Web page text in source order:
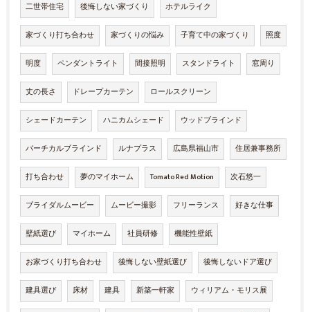
二世帯住宅 後悔しない家づくり ホテルライク
家づくり打ち合わせ 家づくりの悩み 子育て中の家づくり 照度
明度 ペンダントライト 間接照明 スタンドライト 窓周り
丈の長さ ドレープカーテン ロールスクリーン
シェードカーテン ハニカムシェード ウッドブラインド
バーチカルブラインド ルナプラス 広島県福山市 住居兼事務所
打ち合わせ 夢のマイホーム Tomato Red Motion 次石悠一
ブライダルムービー ムービー撮影 フリーランス 好きな仕事
壁紙選び マイホーム 社員研修 機能性壁紙
お家づくり打ち合わせ 後悔しない壁紙選び 後悔しないドア選び
建具選び 床材 建具 新築一軒家 ウィリアム・モリス展